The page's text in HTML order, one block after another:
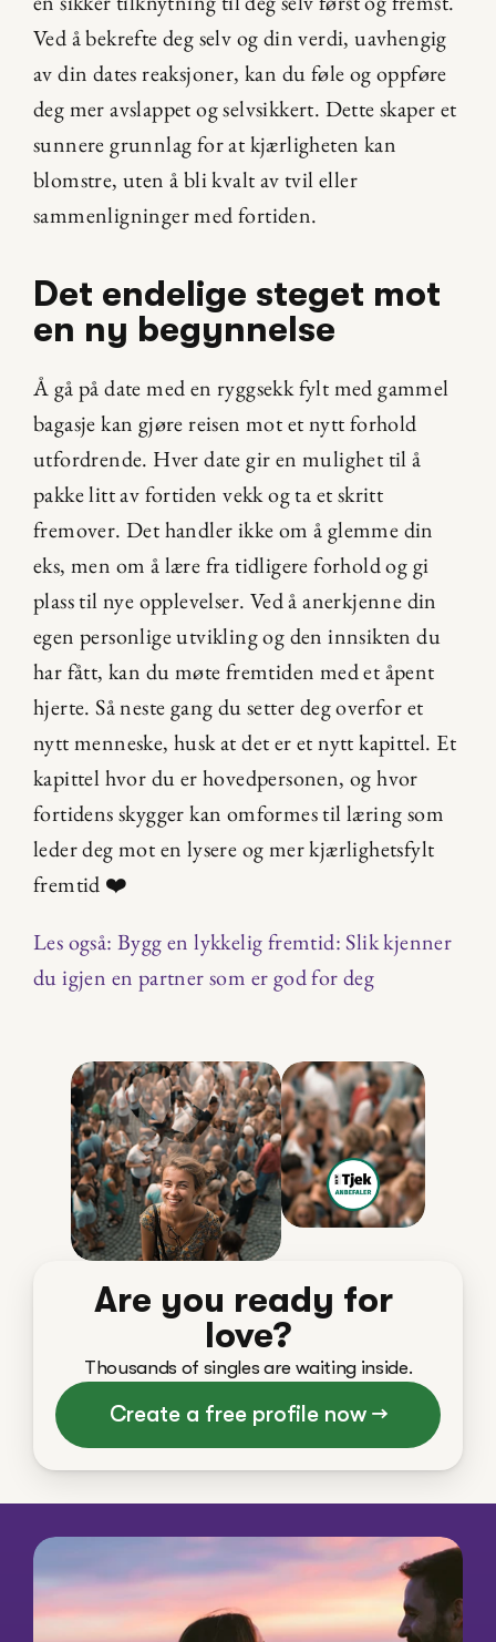
Ved å bekrefte deg selv og din verdi, uavhengig
av din dates reaksjoner, kan du føle og oppføre
deg mer avslappet og selvsikkert. Dette skaper et
sunnere grunnlag for at kjærligheten kan
blomstre, uten å bli kvalt av tvil eller
sammenligninger med fortiden.
Det endelige steget mot
en ny begynnelse
Å gå på date med en ryggsekk fylt med gammel
bagasje kan gjøre reisen mot et nytt forhold
utfordrende. Hver date gir en mulighet til å
pakke litt av fortiden vekk og ta et skritt
fremover. Det handler ikke om å glemme din
eks, men om å lære fra tidligere forhold og gi
plass til nye opplevelser. Ved å anerkjenne din
egen personlige utvikling og den innsikten du
har fått, kan du møte fremtiden med et åpent
hjerte. Så neste gang du setter deg overfor et
nytt menneske, husk at det er et nytt kapittel. Et
kapittel hvor du er hovedpersonen, og hvor
fortidens skygger kan omformes til læring som
leder deg mot en lysere og mer kjærlighetsfylt
fremtid ❤️
Les også: Bygg en lykkelig fremtid: Slik kjenner
du igjen en partner som er god for deg
Are you ready for
love?
Thousands of singles are waiting inside.
Create a free profile now →